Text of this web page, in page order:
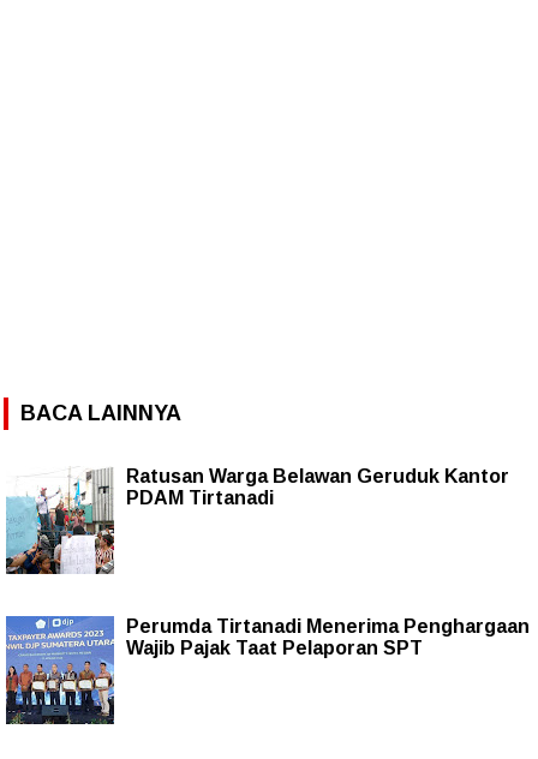
BACA LAINNYA
Ratusan Warga Belawan Geruduk Kantor
PDAM Tirtanadi
Perumda Tirtanadi Menerima Penghargaan
Wajib Pajak Taat Pelaporan SPT